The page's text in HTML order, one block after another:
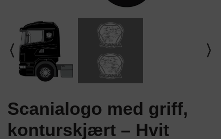
Scanialogo med griff,
konturskjært – Hvit